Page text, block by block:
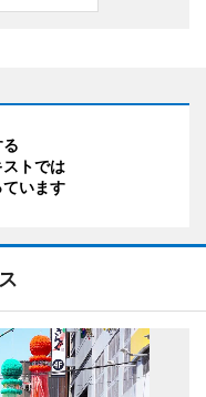
トでは
います